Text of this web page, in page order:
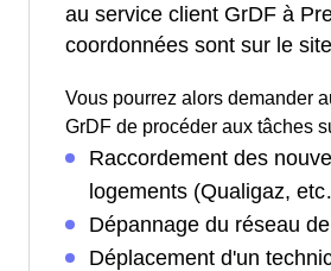
au service client GrDF à
coordonnées sont sur le
Vous pourrez alors demander
GrDF de procéder aux tâches
Raccordement des
logements (Qualigaz,
Dépannage du réseau
Déplacement d'un